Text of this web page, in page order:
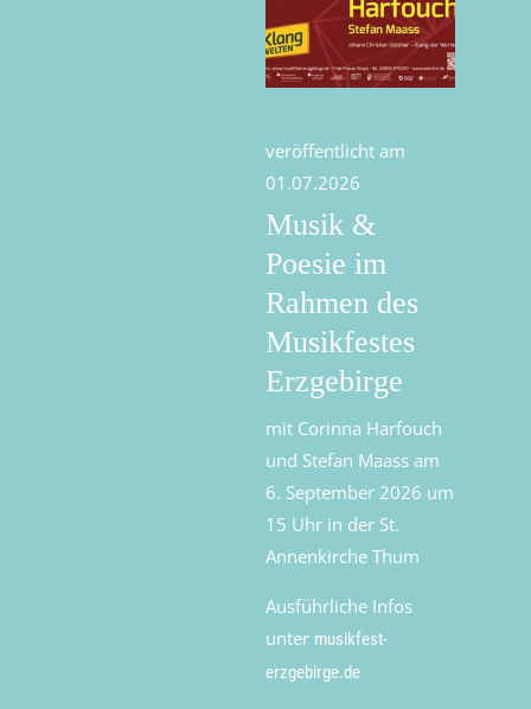
veröffentlicht am
01.07.2026
Musik &
Poesie im
Rahmen des
Musikfestes
Erzgebirge
mit Corinna Harfouch
und Stefan Maass am
6. September 2026 um
15 Uhr in der St.
Annenkirche Thum
Ausführliche Infos
unter musikfest-
erzgebirge.de